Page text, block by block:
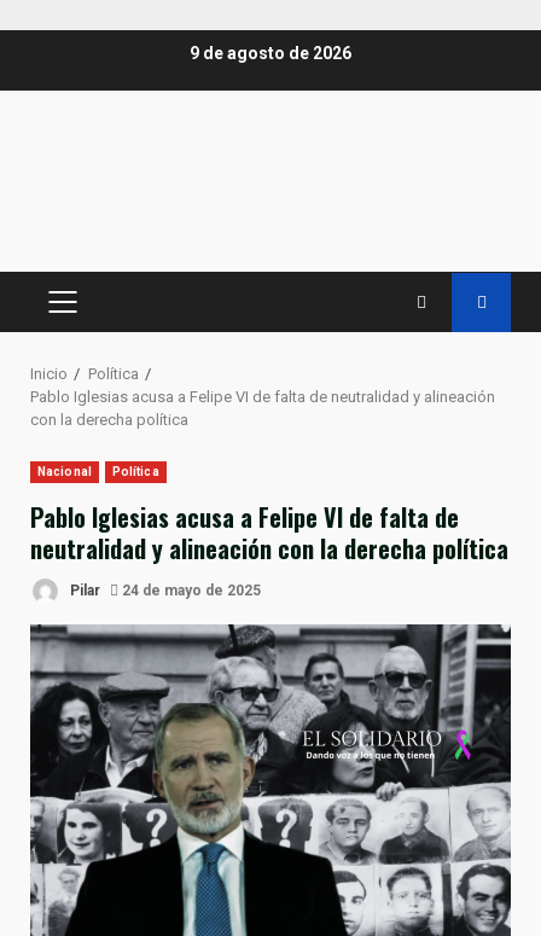
9 de agosto de 2026
MENÚ
Inicio
Política
Pablo Iglesias acusa a Felipe VI de falta de neutralidad y alineación
con la derecha política
Nacional Política
Pablo Iglesias acusa a Felipe VI de falta de
neutralidad y alineación con la derecha política
Pilar 24 de mayo de 2025